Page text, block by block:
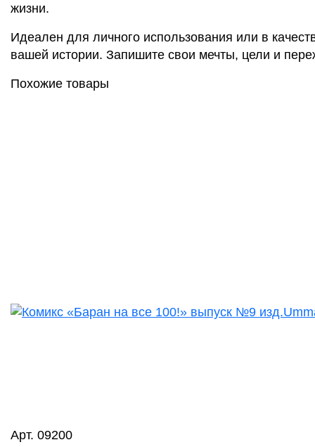
жизни.
Идеален для личного использования или в
вашей истории. Запишите свои мечты, цели и
Похожие товары
Арт. 09200